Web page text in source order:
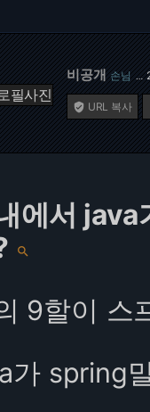
비공개 손님 …
 URL 복사
에서

9할이 스
가 spring